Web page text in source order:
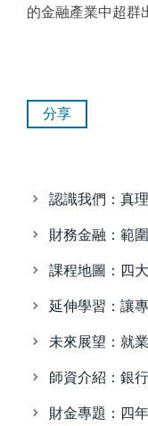
的金融產業中超群
分享
認識我們：真
財務金融：範
課程地圖：四
延伸學習：讓
未來展望：就
師資介紹：銀
財金專題：四